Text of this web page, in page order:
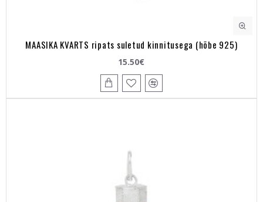
MAASIKA KVARTS ripats suletud kinnitusega (hõbe 925)
15.50€